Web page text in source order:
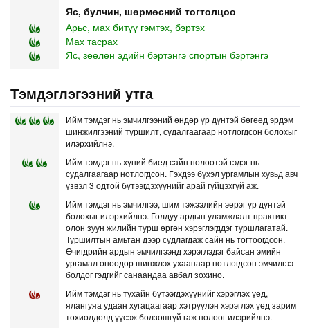
Яс, булчин, шөрмөсний тогтолцоо
Арьс, мах битүү гэмтэх, бэртэх
Мах тасрах
Яс, зөөлөн эдийн бэртэнгэ спортын бэртэнгэ
Тэмдэглэгээний утга
Ийм тэмдэг нь эмчилгээний өндөр үр дүнтэй бөгөөд эрдэм
шинжилгээний туршилт, судалгаагаар нотлогдсон болохыг
илэрхийлнэ.
Ийм тэмдэг нь хүний биед сайн нөлөөтэй гэдэг нь
судалгаагаар нотлогдсон. Гэхдээ бүхэл ургамлын хувьд авч
үзвэл 3 одтой бүтээгдэхүүнийг арай гүйцэхгүй аж.
Ийм тэмдэг нь эмчилгээ, шим тэжээлийн эерэг үр дүнтэй
болохыг илэрхийлнэ. Голдуу ардын уламжлалт практикт
олон зуун жилийн турш өргөн хэрэглэгддэг туршлагатай.
Туршилтын амьтан дээр судлагдаж сайн нь тогтоогдсон.
Өчигдрийн ардын эмчилгээнд хэрэглэдэг байсан эмийн
ургамал өнөөдөр шинжлэх ухаанаар нотлогдсон эмчилгээ
болдог гэдгийг санаандаа авбал зохино.
Ийм тэмдэг нь тухайн бүтээгдэхүүнийг хэрэглэх үед,
ялангуяа удаан хугацаагаар хэтрүүлэн хэрэглэх үед зарим
тохиолдолд үүсэж болзошгүй гаж нөлөөг илэрийлнэ.